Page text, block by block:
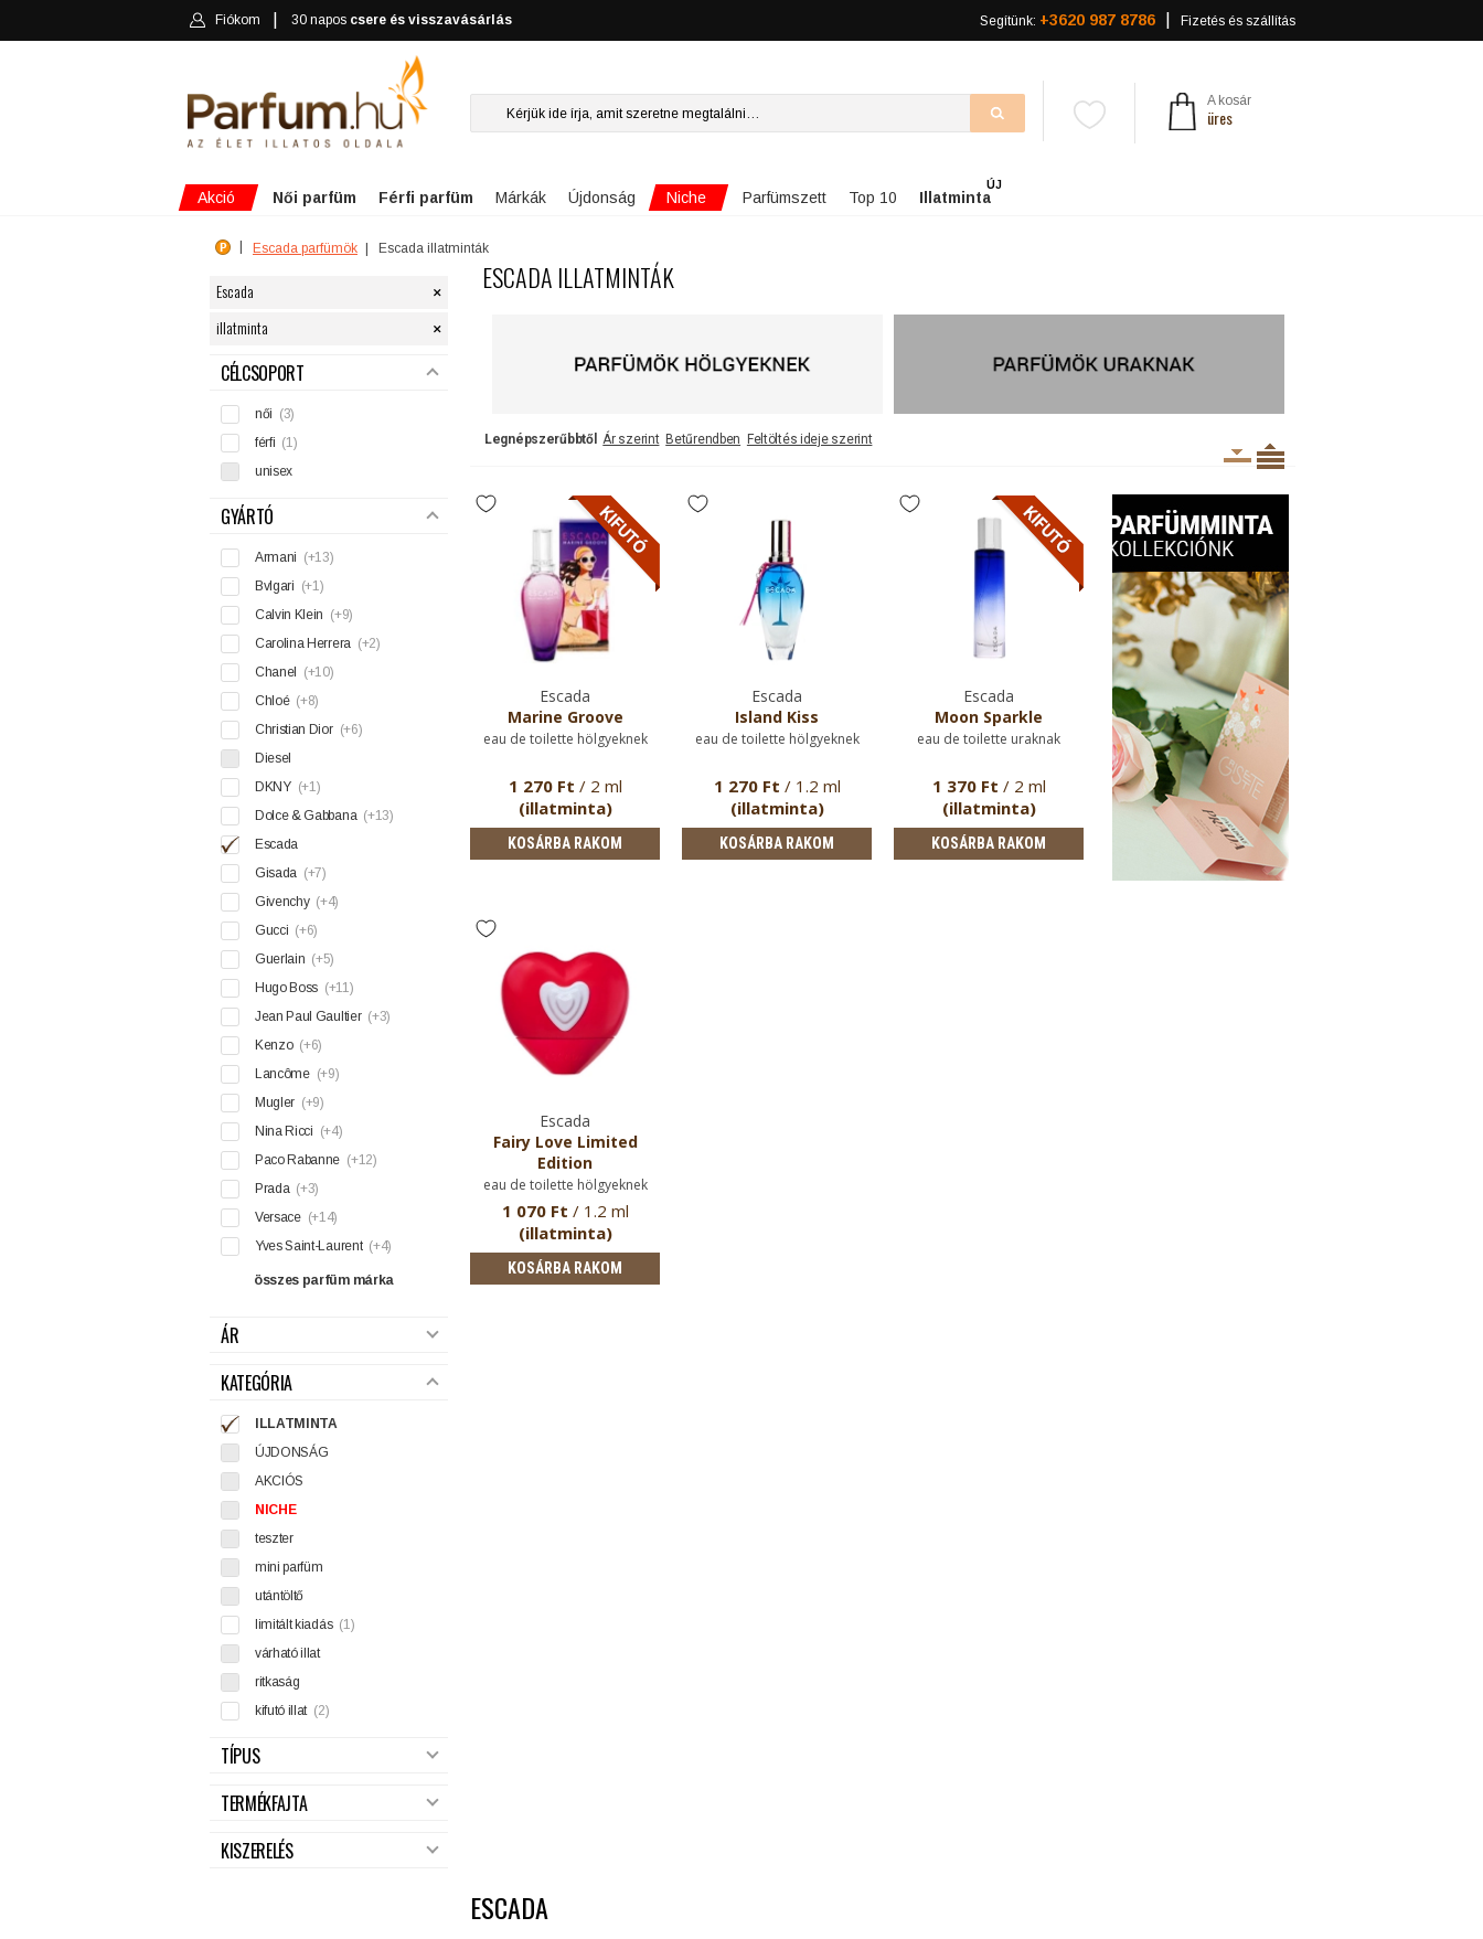
Fiókom 30 napos csere és visszavásárlás Segítünk: +3620 987 8786 Fizetés és szállítás
A kosár
üres
Akció Női parfüm Férfi parfüm Márkák Újdonság Niche Parfümszett Top 10 Illatminta
ÚJ
Escada parfümök Escada illatminták
Escada ×
illatminta ×
SZŰRÉS
CÉLCSOPORT
női (3)
férfi (1)
unisex
GYÁRTÓ
Armani (+13)
Bvlgari (+1)
Calvin Klein (+9)
Carolina Herrera (+2)
Chanel
(+10)
Chloé (+8)
Christian Dior (+6)
Diesel
DKNY (+1)
Dolce & Gabbana (+13)
Escada
Gisada (+7)
Givenchy (+4)
Gucci (+6)
Guerlain (+5)
Hugo Boss (+11)
Jean Paul Gaultier (+3)
Kenzo (+6)
Lancôme (+9)
Mugler (+9)
Nina Ricci (+4)
Paco Rabanne (+12)
Prada (+3)
Versace (+14)
Yves Saint-Laurent (+4)
összes parfüm márka
ÁR
KATEGÓRIA
ILLATMINTA
ÚJDONSÁG
AKCIÓS
NICHE
teszter
mini parfüm
utántöltő
limitált kiadás (1)
várható illat
ritkaság
kifutó illat (2)
TÍPUS
TERMÉKFAJTA
KISZERELÉS
ESCADA ILLATMINTÁK
Legnépszerűbbtől Ár szerint Betűrendben Feltöltés ideje szerint
Escada
Marine Groove
eau de toilette hölgyeknek
1 270 Ft / 2 ml
(illatminta)
KOSÁRBA RAKOM
Escada
Island Kiss
eau de toilette hölgyeknek
1 270 Ft / 1.2 ml
(illatminta)
KOSÁRBA RAKOM
Escada
Moon Sparkle
eau de toilette uraknak
1 370 Ft / 2 ml
(illatminta)
KOSÁRBA RAKOM
Escada
Fairy Love Limited
Edition
eau de toilette hölgyeknek
1 070 Ft / 1.2 ml
(illatminta)
KOSÁRBA RAKOM
ESCADA